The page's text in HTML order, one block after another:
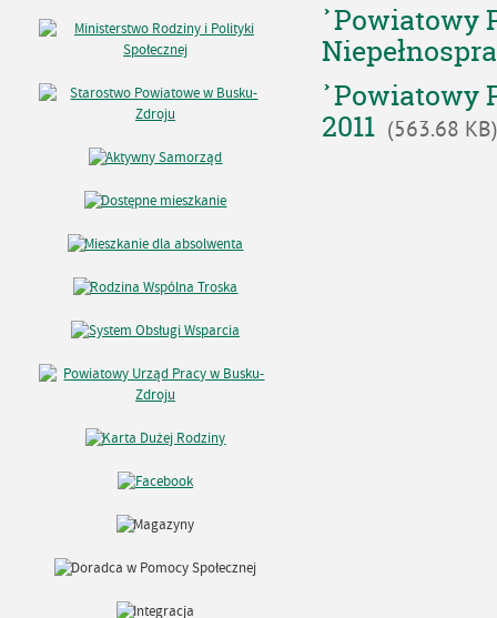
Powiatowy
Powiatowy
2011 (563.68 KB)